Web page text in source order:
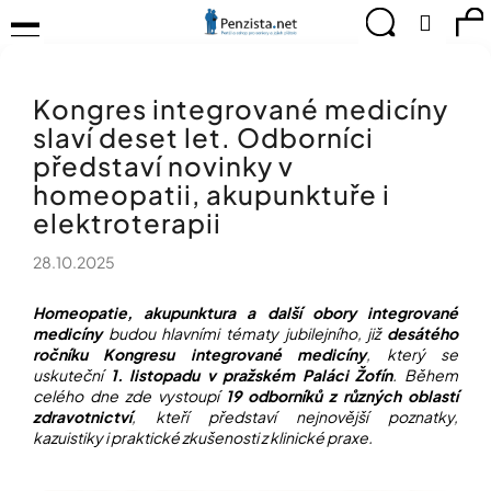
na
TIPY
PRO
PEVNÉ
ZDRAVÍ
CVIČÍME
RADOST
OBJEVUJTE
TVOŘTE
NÁMI
CHYTRÝ
PRŮVODCE
Hledat
Menu
Kongres integrované medicíny
slaví deset let. Odborníci
představí novinky v
homeopatii, akupunktuře i
elektroterapii
28.10.2025
Homeopatie, akupunktura a další obory integrované
medicínybudou hlavními tématy jubilejního, již desátého
ročníku Kongresu integrované medicíny, který se
uskuteční 1. listopadu v pražském Paláci Žofín. Během
celého dne zde vystoupí 19 odborníků z různých oblastí
zdravotnictví, kteří představí nejnovější poznatky,
kazuistiky i praktické zkušenosti z klinické praxe.
o
C
o
p
o
e
u
e
e
n
a